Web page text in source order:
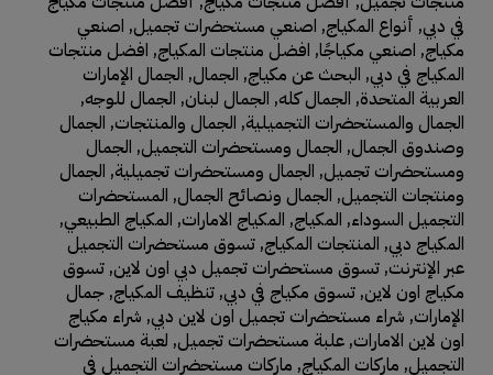
في دبي, أنواع المكياج, اصنعي مستحضرات تجميل, اصنعي
مكياج, اصنعي مكياجًا, افضل منتجات المكياج, افضل منتجات
المكياج في دبي, البحث عن مكياج, الجمال, الجمال الإمارات
العربية المتحدة, الجمال كله, الجمال لبنان, الجمال للوجه,
الجمال والمستحضرات التجميلية, الجمال والمنتجات, الجمال
وصندوق الجمال, الجمال ومستحضرات التجميل, الجمال
ومستحضرات تجميل, الجمال ومستحضرات تجميلية, الجمال
ومنتجات التجميل, الجمال ونصائح الجمال, المستحضرات
التجميل السوداء, المكياج, المكياج الامارات, المكياج الطبيعي,
المكياج دبي, المنتجات المكياج,تسوق مستحضرات التجميل
عبر الإنترنت,تسوق مستحضرات تجميل دبي اون لاين,تسوق
مكياج اون لاين,تسوق مكياج في دبي,تنظيف المكياج,جمال
الإمارات, شراء مستحضرات تجميل اون لاين دبي, شراء مكياج
اون لاين الامارات,علبة مستحضرات تجميل, لعبة مستحضرات
التجميل, ماركات المكياج, ماركات مستحضرات التجميل في